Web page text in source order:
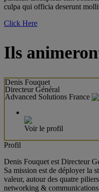
culpa qui officia deserunt
Click Here
Ils
Denis Fouquet
Directeur Général
Advanced Solutions France
Voir le profil
Profil
Denis Fouquet est Directeur
Sa mission est de déployer la
valeur, autour des quatre
networking & communications